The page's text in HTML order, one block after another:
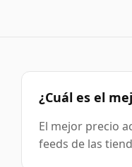
¿Cuál es el
El mejor precio
feeds de las